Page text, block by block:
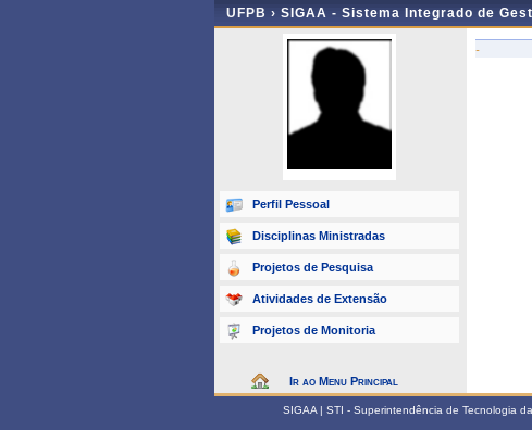
UFPB › SIGAA - Sistema Integrado de
Perfil Pessoal
Disciplinas Ministradas
Projetos de Pesquisa
Atividades de Extensão
Projetos de Monitoria
Ir ao Menu Principal
-
SIGAA | STI - Superintendência de Tecnologia